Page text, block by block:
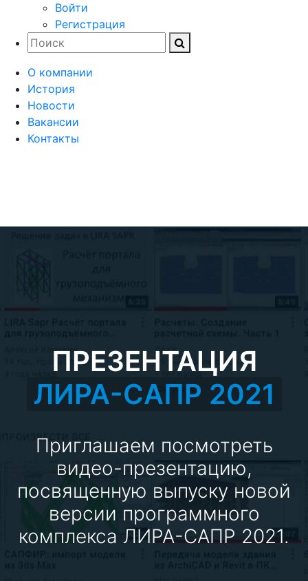
Войти
Регистрация
О компании
История
Новости
Вакансии
Контакты
ПРЕЗЕНТАЦИЯ
ЛИРА-САПР 2021
Приглашаем посмотреть
видео-презентацию,
посвященную выпуску новой
версии программного
комплекса ЛИРА-САПР 2021.